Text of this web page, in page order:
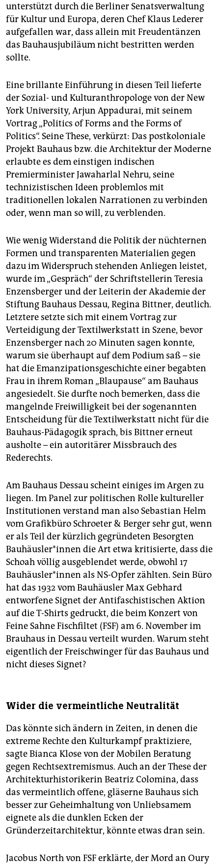
unterstützt durch die Berliner Senatsverwaltung
für Kultur und Europa, deren Chef Klaus ­Lederer
aufgefallen war, dass allein mit Freudentänzen
das Bauhausjubiläum nicht bestritten werden
sollte.
Eine brillante Einführung in diesen Teil lieferte
der Sozial- und Kulturanthropologe von der New
York University, Arjun Appadurai, mit seinem
Vortrag „Politics of Forms and the Forms of
Politics“. Seine These, verkürzt: Das postkoloniale
Projekt Bauhaus bzw. die Architektur der Moderne
erlaubte es dem einstigen indischen
Premierminister Jawaharlal Nehru, seine
technizistischen Ideen problemlos mit
traditionellen lokalen Narrationen zu verbinden
oder, wenn man so will, zu verblenden.
Wie wenig Widerstand die Politik der nüchternen
Formen und transparenten Materialien gegen
dazu im Widerspruch stehenden Anliegen leistet,
wurde im „Gespräch“ der Schriftstellerin Teresia
Enzensberger und der Leiterin der Akademie der
Stiftung Bauhaus Dessau, Regina Bittner, deutlich.
Letztere setzte sich mit einem Vortrag zur
Verteidigung der Textilwerkstatt in Szene, bevor
Enzensberger nach 20 Minuten sagen konnte,
warum sie überhaupt auf dem Podium saß – sie
hat die Emanzipationsgeschichte einer begabten
Frau in ihrem Roman „Blaupause“ am Bauhaus
angesiedelt. Sie durfte noch bemerken, dass die
mangelnde Freiwilligkeit bei der sogenannten
Entscheidung für die Textilwerkstatt nicht für die
Bauhaus-Pädagogik sprach, bis Bittner erneut
ausholte – ein autoritärer Missbrauch des
Rederechts.
Am Bauhaus Dessau scheint einiges im Argen zu
liegen. Im Panel zur politischen Rolle kultureller
Institutionen verstand man also Sebastian Helm
vom Grafikbüro Schroeter & Berger sehr gut, wenn
er als Teil der kürzlich gegründeten Besorgten
Bauhäusler*innen die Art etwa kritisierte, dass die
Schoah völlig ausgeblendet werde, obwohl 17
Bauhäusler*innen als NS-Opfer zählten. Sein Büro
hat das 1932 vom Bauhäusler Max Gebhard
entworfene Signet der Antifaschistischen Aktion
auf die T-Shirts gedruckt, die beim Konzert von
Feine Sahne Fischfiltet (FSF) am 6. November im
Brauhaus in Dessau verteilt wurden. Warum steht
eigentlich der Freischwinger für das Bauhaus und
nicht dieses Signet?
Wider die vermeintliche Neutralität
Das könnte sich ändern in Zeiten, in denen die
extreme Rechte den Kulturkampf praktiziere,
sagte Bianca Klose von der Mobilen Beratung
gegen Rechtsextremismus. Auch an der These der
Architekturhistorikerin Beatriz Colomina, dass
das vermeintlich offene, gläserne Bauhaus sich
besser zur Geheimhaltung von Unliebsamem
eignete als die dunklen Ecken der
Gründerzeitarchitektur, könnte etwas dran sein.
Jacobus North von FSF erklärte, der Mord an Oury